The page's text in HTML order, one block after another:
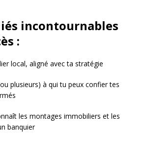
incontournables
:
local, aligné avec ta stratégie
plusieurs) à qui tu peux confier tes
les montages immobiliers et les
banquier